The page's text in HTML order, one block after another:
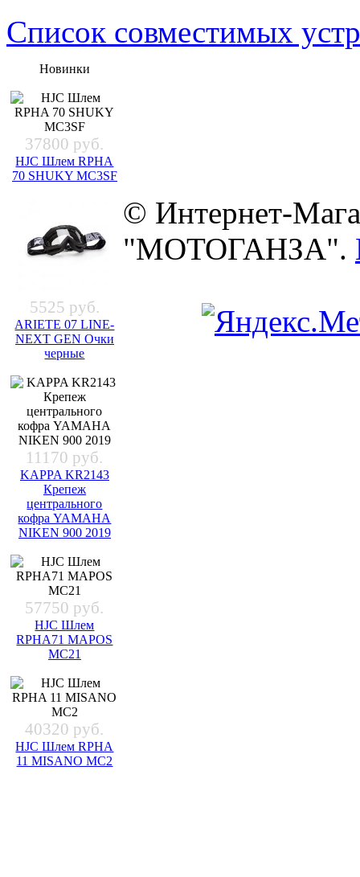
Список совместимых
Новинки
37800 руб.
HJC Шлем RPHA
70 SHUKY MC3SF
5525 руб.
ARIETE 07 LINE-
NEXT GEN Очки
черные
11170 руб.
KAPPA KR2143
Крепеж
центрального
кофра YAMAHA
NIKEN 900 2019
57750 руб.
HJC Шлем
RPHA71 MAPOS
MC21
40320 руб.
HJC Шлем RPHA
11 MISANO MC2
© Интернет-
"МОТОГАНЗА".